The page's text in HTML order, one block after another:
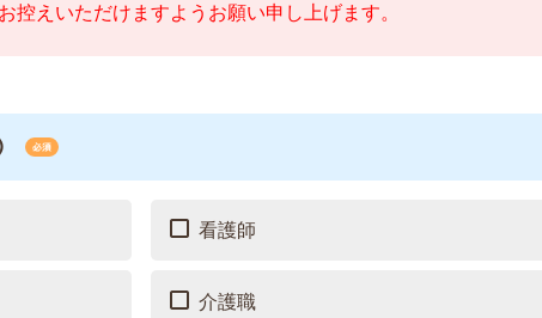
控えいただけますようお願い申し上げます。
必須
看護師
介護職